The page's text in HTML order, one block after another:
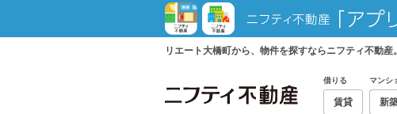
リエート大橋町から、物件を探すならニフティ不動
借りる
賃貸
マンシ
新